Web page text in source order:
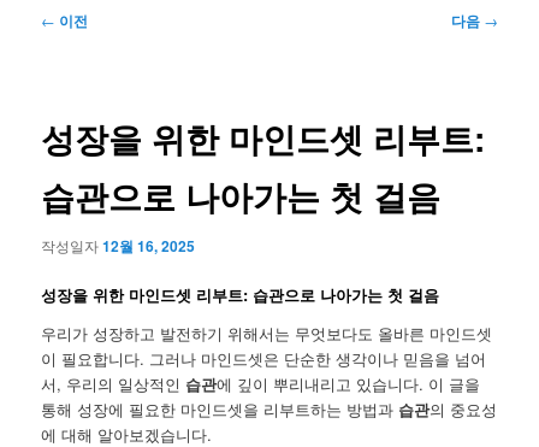
글
션
← 이전 다음 →
성장을 위한 마인드셋 리부트:
습관으로 나아가는 첫 걸음
작성일자12월 16, 2025
성장을 위한 마인드셋 리부트: 습관으로 나아가는 첫 걸음
우리가 성장하고 발전하기 위해서는 무엇보다도 올바른 마인드셋
이 필요합니다. 그러나 마인드셋은 단순한 생각이나 믿음을 넘어
서, 우리의 일상적인 습관에 깊이 뿌리내리고 있습니다. 이 글을
통해 성장에 필요한 마인드셋을 리부트하는 방법과 습관의 중요성
에 대해 알아보겠습니다.